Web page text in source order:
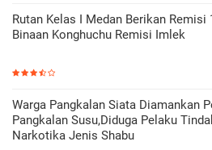
Rutan Kelas I Medan Berikan Remisi
Binaan Konghuchu Remisi Imlek
Warga Pangkalan Siata Diamankan
Pangkalan Susu,Diduga Pelaku
Narkotika Jenis Shabu